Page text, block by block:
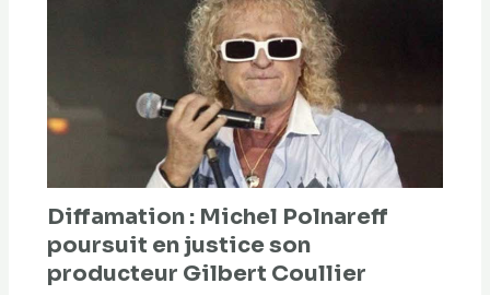
Diffamation : Michel Polnareff
poursuit en justice son
producteur Gilbert Coullier